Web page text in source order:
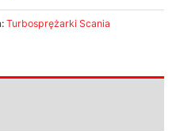
Turbosprężarki Scania